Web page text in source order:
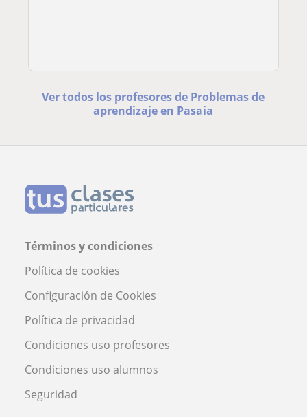
Ver todos los profesores de Problemas de
aprendizaje en Pasaia
Términos y condiciones
Política de cookies
Configuración de Cookies
Política de privacidad
Condiciones uso profesores
Condiciones uso alumnos
Seguridad